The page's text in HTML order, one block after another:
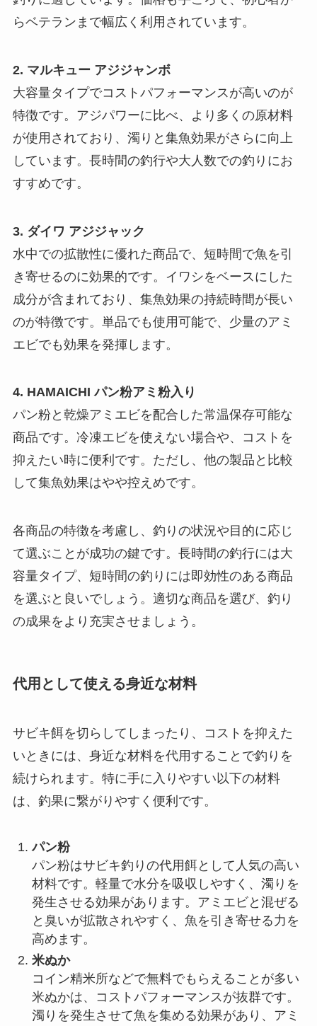
らベテランまで幅広く利用されています。
2. マルキュー アジジャンボ
大容量タイプでコストパフォーマンスが高いのが
特徴です。アジパワーに比べ、より多くの原材料
が使用されており、濁りと集魚効果がさらに向上
しています。長時間の釣行や大人数での釣りにお
すすめです。
3. ダイワ アジジャック
水中での拡散性に優れた商品で、短時間で魚を引
き寄せるのに効果的です。イワシをベースにした
成分が含まれており、集魚効果の持続時間が長い
のが特徴です。単品でも使用可能で、少量のアミ
エビでも効果を発揮します。
4. HAMAICHI パン粉アミ粉入り
パン粉と乾燥アミエビを配合した常温保存可能な
商品です。冷凍エビを使えない場合や、コストを
抑えたい時に便利です。ただし、他の製品と比較
して集魚効果はやや控えめです。
各商品の特徴を考慮し、釣りの状況や目的に応じ
て選ぶことが成功の鍵です。長時間の釣行には大
容量タイプ、短時間の釣りには即効性のある商品
を選ぶと良いでしょう。適切な商品を選び、釣り
の成果をより充実させましょう。
代用として使える身近な材料
サビキ餌を切らしてしまったり、コストを抑えた
いときには、身近な材料を代用することで釣りを
続けられます。特に手に入りやすい以下の材料
は、釣果に繋がりやすく便利です。
パン粉
パン粉はサビキ釣りの代用餌として人気の高い
材料です。軽量で水分を吸収しやすく、濁りを
発生させる効果があります。アミエビと混ぜる
と臭いが拡散されやすく、魚を引き寄せる力を
高めます。
米ぬか
コイン精米所などで無料でもらえることが多い
米ぬかは、コストパフォーマンスが抜群です。
濁りを発生させて魚を集める効果があり、アミ